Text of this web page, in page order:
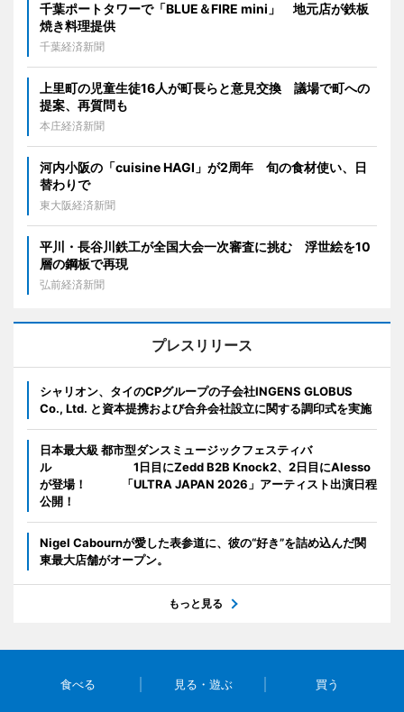
千葉ポートタワーで「BLUE＆FIRE mini」 地元店が鉄板
焼き料理提供
千葉経済新聞
上里町の児童生徒16人が町長らと意見交換 議場で町への
提案、再質問も
本庄経済新聞
河内小阪の「cuisine HAGI」が2周年 旬の食材使い、日
替わりで
東大阪経済新聞
平川・長谷川鉄工が全国大会一次審査に挑む 浮世絵を10
層の鋼板で再現
弘前経済新聞
プレスリリース
シャリオン、タイのCPグループの子会社INGENS GLOBUS
Co., Ltd. と資本提携および合弁会社設立に関する調印式を実施
日本最大級 都市型ダンスミュージックフェスティバ
ル 1日目にZedd B2B Knock2、2日目にAlesso
が登場！ 「ULTRA JAPAN 2026」アーティスト出演日程
公開！
Nigel Cabournが愛した表参道に、彼の“好き”を詰め込んだ関
東最大店舗がオープン。
もっと見る
食べる 見る・遊ぶ 買う